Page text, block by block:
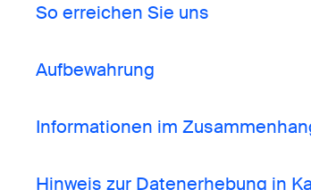
So erreichen Sie uns
Aufbewahrung
Informationen im
Hinweis zur Datenerhebung in